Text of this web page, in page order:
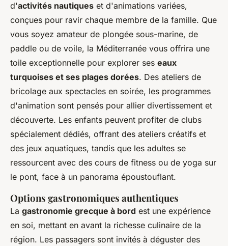
d'activités nautiques et d'animations variées,
conçues pour ravir chaque membre de la famille. Que
vous soyez amateur de plongée sous-marine, de
paddle ou de voile, la Méditerranée vous offrira une
toile exceptionnelle pour explorer ses eaux
turquoises et ses plages dorées. Des ateliers de
bricolage aux spectacles en soirée, les programmes
d'animation sont pensés pour allier divertissement et
découverte. Les enfants peuvent profiter de clubs
spécialement dédiés, offrant des ateliers créatifs et
des jeux aquatiques, tandis que les adultes se
ressourcent avec des cours de fitness ou de yoga sur
le pont, face à un panorama époustouflant.
Options gastronomiques authentiques
La gastronomie grecque à bord est une expérience
en soi, mettant en avant la richesse culinaire de la
région. Les passagers sont invités à déguster des